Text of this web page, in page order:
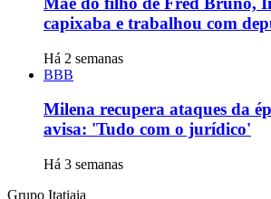
capixaba e trabalhou com
Há 2 semanas
BBB
Milena recupera ataques da
avisa: 'Tudo com o jurídico'
Há 3 semanas
Grupo Itatiaia